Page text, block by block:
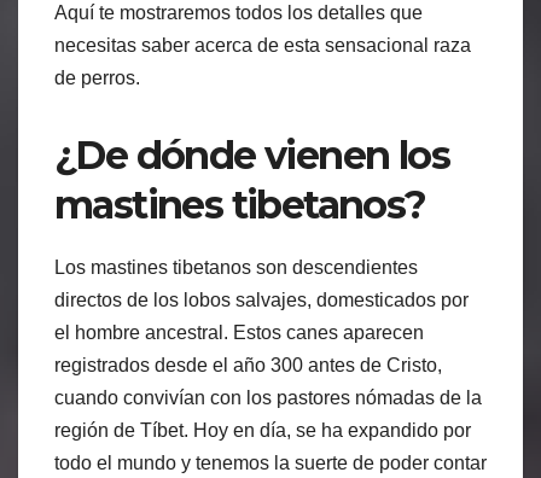
Aquí te mostraremos todos los detalles que
necesitas saber acerca de esta sensacional raza
de perros.
¿De dónde vienen los
mastines tibetanos?
Los mastines tibetanos son descendientes
directos de los lobos salvajes, domesticados por
el hombre ancestral. Estos canes aparecen
registrados desde el año 300 antes de Cristo,
cuando convivían con los pastores nómadas de la
región de Tíbet. Hoy en día, se ha expandido por
todo el mundo y tenemos la suerte de poder contar